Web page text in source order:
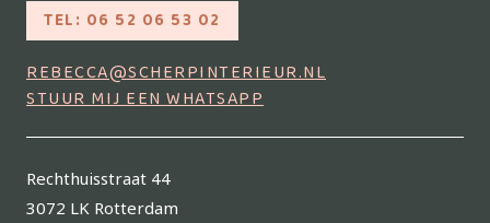
TEL: 06 52 06 53 02
REBECCA@SCHERPINTERIEUR.NL
STUUR MIJ EEN WHATSAPP
Rechthuisstraat 44
3072 LK Rotterdam